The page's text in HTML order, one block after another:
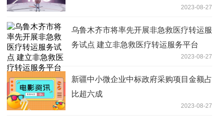
2023-08-27
乌鲁木齐市将率先开展非急救医疗转运服
务试点 建立非急救医疗转运服务平台
2023-08-27
新疆中小微企业中标政府采购项目金额占
比超六成
2023-08-27